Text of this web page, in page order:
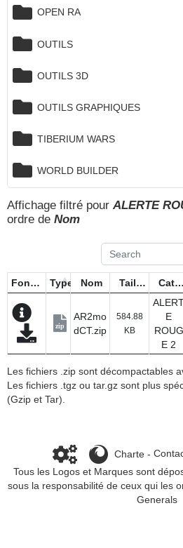
OPEN RA
OUTILS
OUTILS 3D
OUTILS GRAPHIQUES
TIBERIUM WARS
WORLD BUILDER
Affichage filtré pourALERTE
ordre deNom
Fonctions Type Nom Taille Catégorie
zip
AR2mo
dCT.zip
584.88
KB
E
ROUG
E 2
Les fichiers .zip sont décompactables
Les fichiers .tgz ou tar.gz sont plus
(Gzip et Tar).
Charte-
Tous les Logos et Marques sont
sous la responsabilité de ceux qui les
Generals